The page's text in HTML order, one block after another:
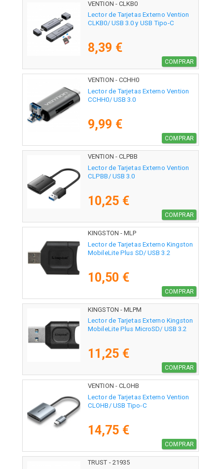
VENTION - CLKB0
Lector de Tarjetas Externo Vention
CLKB0/ USB 3.0 y USB Tipo-C
8,39 €
COMPRAR
VENTION - CCHH0
Lector de Tarjetas Externo Vention
CCHH0/ USB 3.0
9,99 €
COMPRAR
VENTION - CLPBB
Lector de Tarjetas Externo Vention
CLPBB/ USB 3.0
10,25 €
COMPRAR
KINGSTON - MLP
Lector de Tarjetas Externo Kingston
MobileLite Plus SD/ USB 3.2
10,50 €
COMPRAR
KINGSTON - MLPM
Lector de Tarjetas Externo Kingston
MobileLite Plus MicroSD/ USB 3.2
11,25 €
COMPRAR
VENTION - CLOHB
Lector de Tarjetas Externo Vention
CLOHB/ USB Tipo-C
14,75 €
COMPRAR
TRUST - 21935